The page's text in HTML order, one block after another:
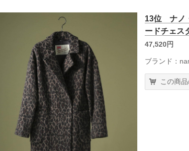
13位 ナノ
ードチェス
47,520円
ブランド：
この商